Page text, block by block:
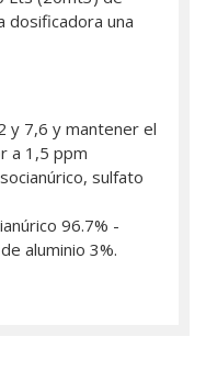
dosificadora una
y 7,6 y mantener el
a 1,5 ppm
sulfato
96.7% -
aluminio 3%.